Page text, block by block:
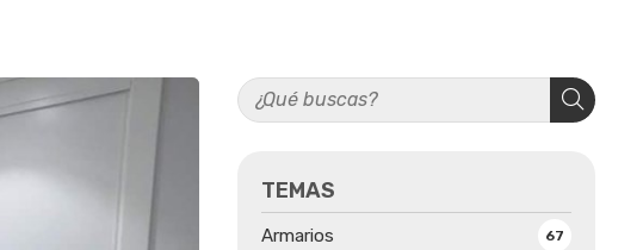
TEMAS
Armarios 67